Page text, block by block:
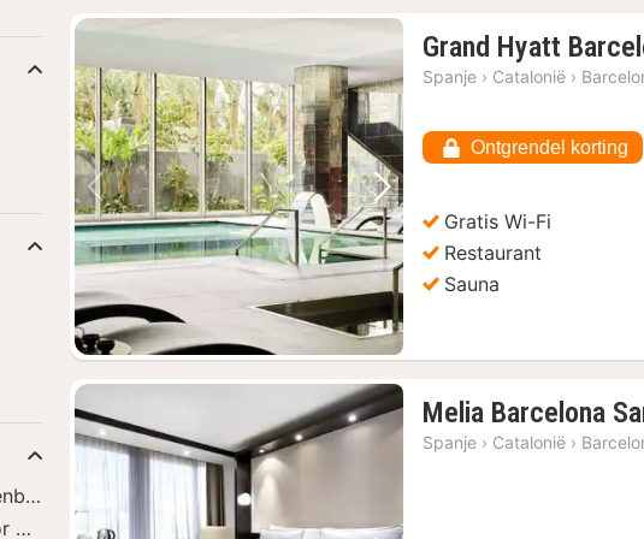
Vorige foto Volgende foto
Grand Hyatt
Spanje › Catalonië ›
Ontgrendel korting
Gratis Wi-Fi
Restaurant
Sauna
Melia Barcelona
Spanje › Catalonië ›
Vervoer Reiskaart
(26)
Park Güell(26)